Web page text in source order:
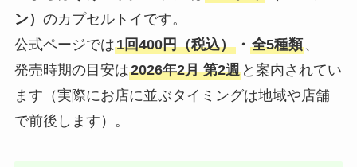
ン） のカプセルトイです。
公式ページでは1回400円（税込）・ 全5種類、
発売時期の目安は2026年2月 第2週と案内されてい
ます（実際にお店に並ぶタイミングは地域や店舗
で前後します）。